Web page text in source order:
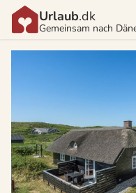
Urlaub.dk
Gemeinsam nach